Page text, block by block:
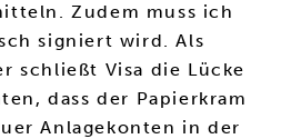
Zudem muss ich
signiert wird. Als
schließt Visa die Lücke
dass der Papierkram
Anlagekonten in der